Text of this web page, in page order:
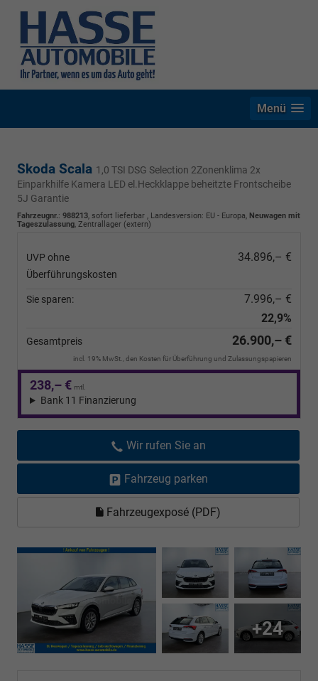
Menü
Skoda Scala 1,0 TSI DSG Selection 2Zonenklima 2x
Einparkhilfe Kamera LED el.Heckklappe beheitzte Frontscheibe
5J Garantie
Fahrzeugnr.: 988213, sofort lieferbar , Landesversion: EU - Europa, Neuwagen mit
Tageszulassung, Zentrallager (extern)
UVP ohne
Überführungskosten
34.896,– €
Sie sparen:
7.996,– €
22,9%
Gesamtpreis 26.900,– €
incl. 19% MwSt., den Kosten für Überführung und Zulassungspapieren
238,– € mtl.
Bank 11 Finanzierung
Wir rufen Sie an
Fahrzeug parken
Fahrzeugexposé (PDF)
+24